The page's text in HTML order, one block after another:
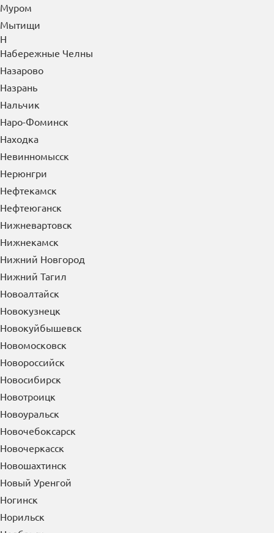
Муром
Мытищи
Н
Набережные Челны
Назарово
Назрань
Нальчик
Наро-Фоминск
Находка
Невинномысск
Нерюнгри
Нефтекамск
Нефтеюганск
Нижневартовск
Нижнекамск
Нижний Новгород
Нижний Тагил
Новоалтайск
Новокузнецк
Новокуйбышевск
Новомосковск
Новороссийск
Новосибирск
Новотроицк
Новоуральск
Новочебоксарск
Новочеркасск
Новошахтинск
Новый Уренгой
Ногинск
Норильск